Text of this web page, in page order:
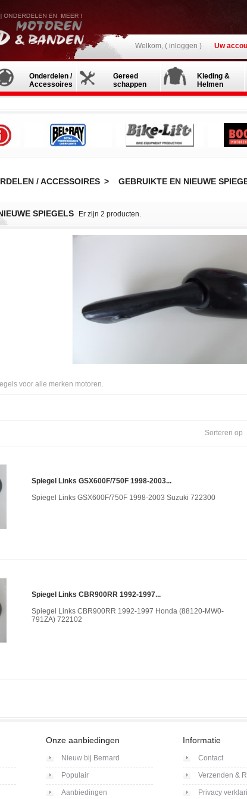
Welkom, ( inloggen ) Uw
Onderdelen /
Accessoires
Gereed
schappen
Kleding &
Helmen
/ ACCESSOIRES > GEBRUIKTE EN NIEUWE
SPIEGELS Er zijn 2 producten.
voor alle merken motoren.
Sorteren op
Spiegel Links GSX600F/750F 1998-2003...
Spiegel Links GSX600F/750F 1998-2003 Suzuki 722300
Spiegel Links CBR900RR 1992-1997...
Spiegel Links CBR900RR 1992-1997 Honda (88120-MW0-
791ZA) 722102
Onze aanbiedingen
Nieuw bij Bernard
Populair
Aanbiedingen
Informatie
Contact
Verzenden &
Privacy